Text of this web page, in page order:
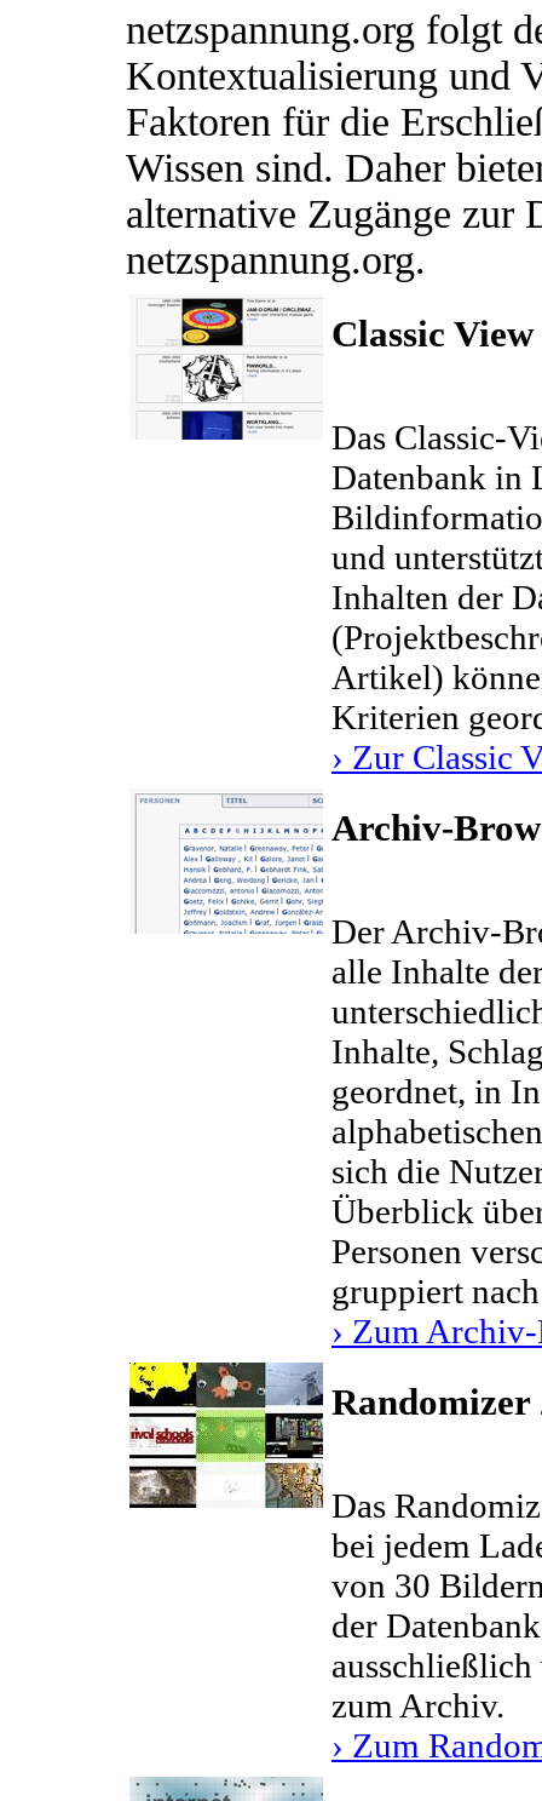
netzspannung.org folgt
Kontextualisierung und
Faktoren für die
Wissen sind. Daher
alternative Zugänge zur
netzspannung.org.
Classic View
Das Classic-
Datenbank in
und
Inhalten der
Artikel)
Kriterien
› Zur Classic
Archiv-
Der Archiv-
alle Inhalte
Inhalte,
geordnet, in
sich die
Überblick
Personen
gruppiert
› Zum
Randomizer
Das
bei jedem
von 30
der
zum Archiv.
› Zum